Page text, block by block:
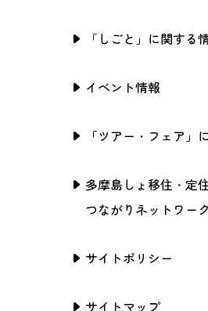
「しごと」に関する
イベント情報
「ツアー・フェア」
多摩島しょ移住・定
つながりネットワーク
サイトポリシー
サイトマップ